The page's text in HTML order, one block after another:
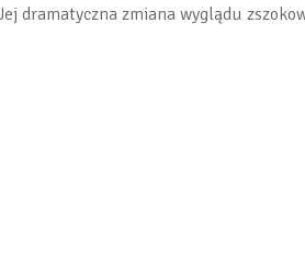
dramatyczna zmiana wyglądu